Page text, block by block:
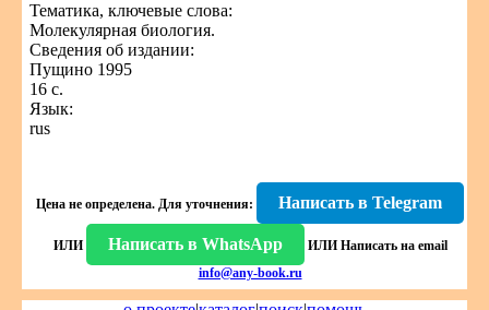
Тематика, ключевые слова:
Молекулярная биология.
Сведения об издании:
Пущино 1995
16 с.
Язык:
rus
Цена не определена. Для уточнения: Написать в Telegram
ИЛИ Написать в WhatsApp ИЛИ Написать на email
info@any-book.ru